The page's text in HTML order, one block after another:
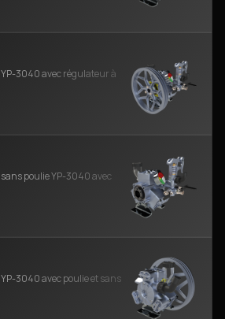
3040 avec régulateur à
poulie YP-3040 avec
3040 avec poulie et sans